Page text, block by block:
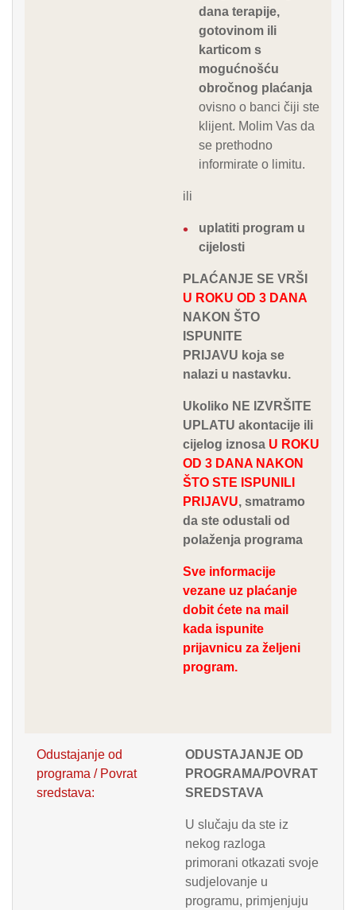
dana terapije,
gotovinom ili
karticom s
mogućnošću
obročnog plaćanja
ovisno o banci čiji ste
klijent. Molim Vas da
se prethodno
informirate o limitu.
ili
uplatiti program u
cijelosti
PLAĆANJE SE VRŠI
U ROKU OD 3 DANA
NAKON ŠTO
ISPUNITE
PRIJAVU koja se
nalazi u nastavku.
Ukoliko NE IZVRŠITE
UPLATU akontacije ili
cijelog iznosa U ROKU
OD 3 DANA NAKON
ŠTO STE ISPUNILI
PRIJAVU, smatramo
da ste odustali od
polaženja programa
Sve informacije
vezane uz plaćanje
dobit ćete na mail
kada ispunite
prijavnicu za željeni
program.
Odustajanje od
programa / Povrat
sredstava:
ODUSTAJANJE OD
PROGRAMA/POVRAT
SREDSTAVA
U slučaju da ste iz
nekog razloga
primorani otkazati svoje
sudjelovanje u
programu, primjenjuju